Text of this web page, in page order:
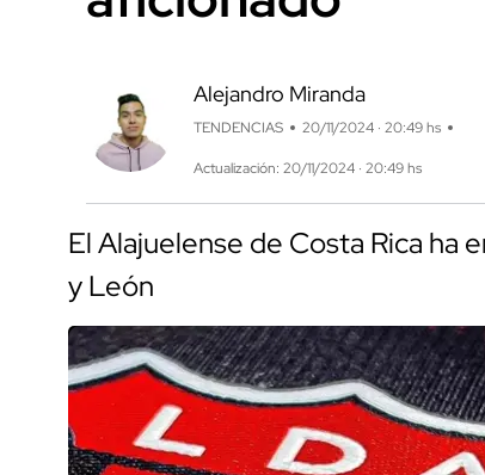
Alejandro Miranda
TENDENCIAS 20/11/2024 · 20:49 hs
Actualización: 20/11/2024 · 20:49 hs
El Alajuelense de Costa Rica ha
y León